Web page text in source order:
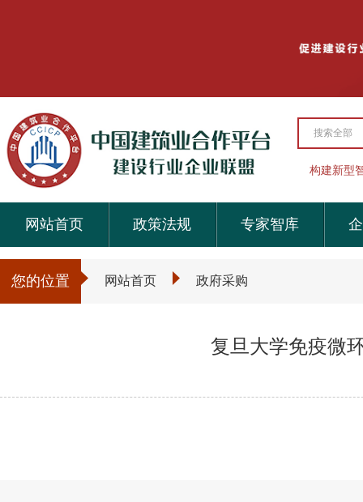
搜索全部
构建新型
网站首页 政策法规 专家智库
您的位置 网站首页 政府采购
复旦大学免疫微